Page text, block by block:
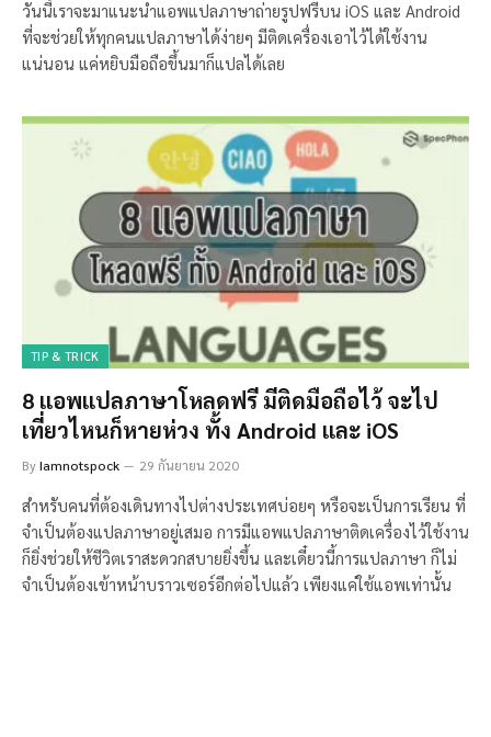
วันนี้เราจะมาแนะนำแอพแปลภาษาถ่ายรูปฟรีบน iOS และ Android
ที่จะช่วยให้ทุกคนแปลภาษาได้ง่ายๆ มีติดเครื่องเอาไว้ได้ใช้งาน
แน่นอน แค่หยิบมือถือขึ้นมาก็แปลได้เลย
TIP & TRICK
8 แอพแปลภาษาโหลดฟรี มีติดมือถือไว้ จะไป
เที่ยวไหนก็หายห่วง ทั้ง Android และ iOS
ByIamnotspock 29 กันยายน 2020
สำหรับคนที่ต้องเดินทางไปต่างประเทศบ่อยๆ หรือจะเป็นการเรียน ที่
จำเป็นต้องแปลภาษาอยู่เสมอ การมีแอพแปลภาษาติดเครื่องไว้ใช้งาน
ก็ยิ่งช่วยให้ชีวิตเราสะดวกสบายยิ่งขึ้น และเดี๋ยวนี้การแปลภาษา ก็ไม่
จำเป็นต้องเข้าหน้าบราวเซอร์อีกต่อไปแล้ว เพียงแค่ใช้แอพเท่านั้น